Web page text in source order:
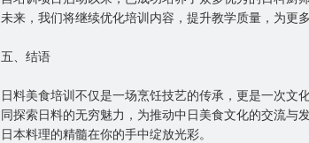
未来，我们将继续优化培训内容，提升教学质量，为更
五、结语
日料美食培训不仅是一场烹饪技艺的传承，更是一次文
同探索日料的无穷魅力，为推动中日美食文化的交流与
日本料理的精髓在你的手中绽放光彩。